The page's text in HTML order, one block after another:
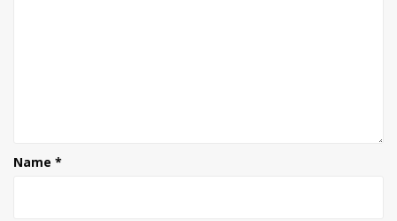
Name *